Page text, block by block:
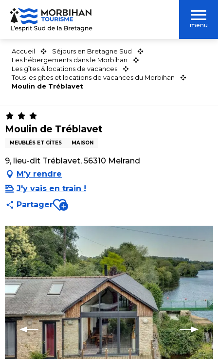
Aller
contenu
menu
Accueil
Séjours en Bretagne Sud
Les hébergements dans le Morbihan
Les gîtes & locations de vacances
Tous les gîtes et locations de vacances du Morbihan
Moulin de Tréblavet
Moulin de Tréblavet
MEUBLÉS ET GÎTES MAISON
9, lieu-dit Tréblavet, 56310 Melrand
M'y rendre
J'y vais en train !
PartagerAjouter aux favoris